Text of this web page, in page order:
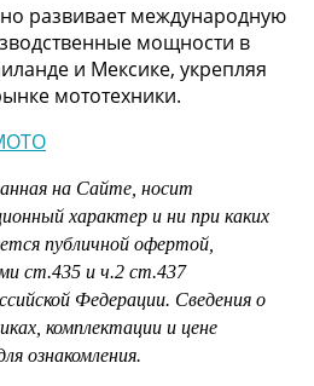
развивает международную
мощности в
и Мексике, укрепляя
мототехники.
на Сайте, носит
характер и ни при каких
публичной офертой,
ст.435 и ч.2 ст.437
Федерации. Сведения о
комплектации и цене
ознакомления.